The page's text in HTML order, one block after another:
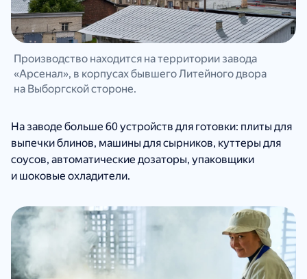
Производство находится на территории завода
«Арсенал», в корпусах бывшего Литейного двора
на Выборгской стороне.
На заводе больше 60 устройств для готовки: плиты для
выпечки блинов, машины для сырников, куттеры для
соусов, автоматические дозаторы, упаковщики
и шоковые охладители.